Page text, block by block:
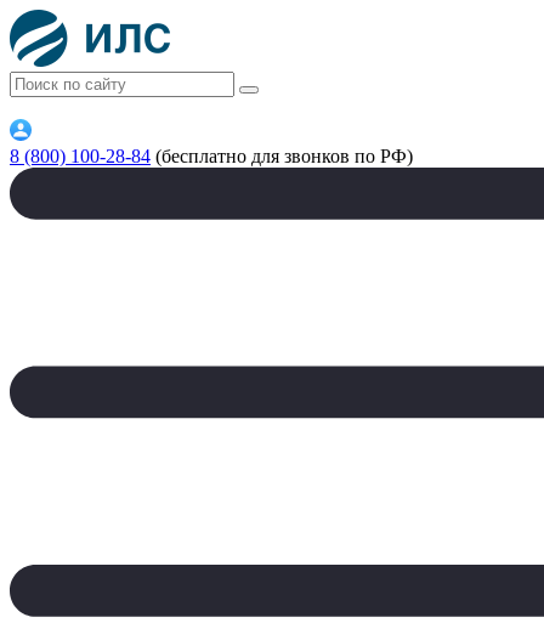
8 (800) 100-28-84 (бесплатно для звонков по РФ)